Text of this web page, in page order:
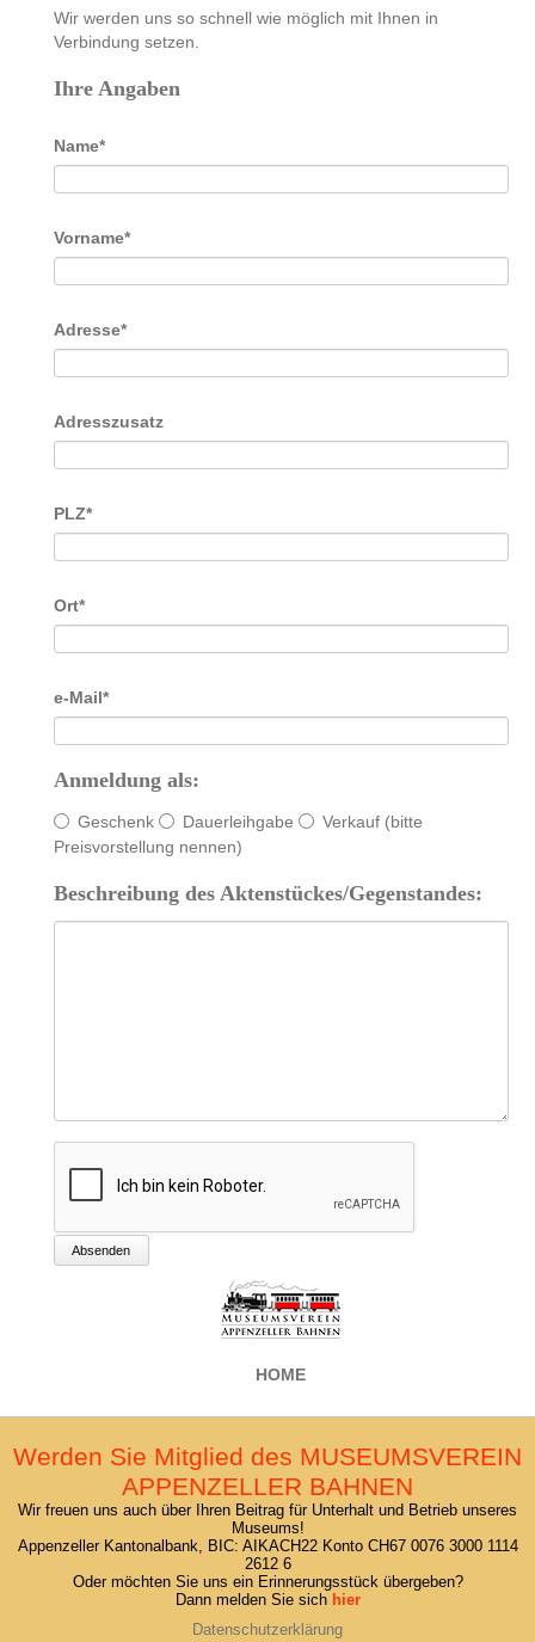
Wir werden uns so schnell wie möglich mit Ihnen in
Verbindung setzen.
Ihre Angaben
Pflichtfeld
Name*
Pflichtfeld
Vorname*
Pflichtfeld
Adresse*
Adresszusatz
Pflichtfeld
PLZ*
Pflichtfeld
Ort*
Pflichtfeld
e-Mail*
Anmeldung als:
Geschenk Dauerleihgabe
Verkauf (bitte
Preisvorstellung nennen)
Beschreibung des Aktenstückes/Gegenstandes:
Absenden
HOME
Werden Sie Mitglied des MUSEUMSVEREIN
APPENZELLER BAHNEN
Wir freuen uns auch über Ihren Beitrag für Unterhalt und Betrieb unseres
Museums!
Appenzeller Kantonalbank, BIC: AIKACH22 Konto CH67 0076 3000 1114
2612 6
Oder möchten Sie uns ein Erinnerungsstück übergeben?
Dann melden Sie sich hier
Datenschutzerklärung